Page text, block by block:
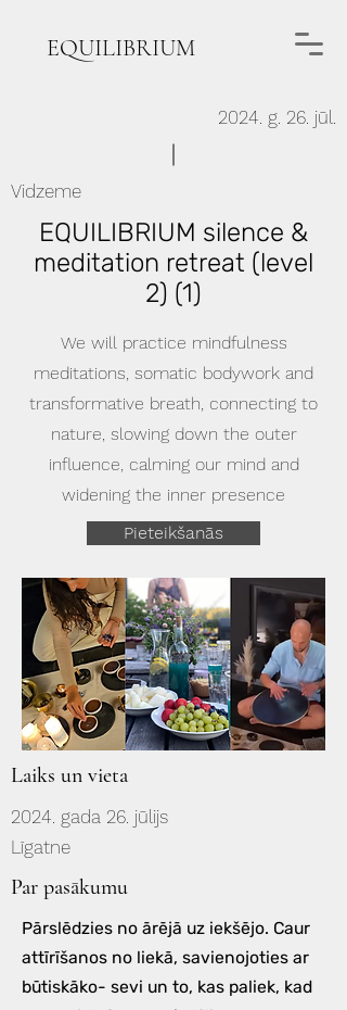
EQUILIBRIUM
2024. g. 26. jūl.
Vidzeme
EQUILIBRIUM silence &
meditation retreat (level
2) (1)
We will practice mindfulness
meditations, somatic bodywork and
transformative breath, connecting to
nature, slowing down the outer
influence, calming our mind and
widening the inner presence
Pieteikšanās
Laiks un vieta
2024. gada 26. jūlijs
Līgatne
Par pasākumu
Pārslēdzies no ārējā uz iekšējo. Caur
attīrīšanos no liekā, savienojoties ar
būtiskāko- sevi un to, kas paliek, kad